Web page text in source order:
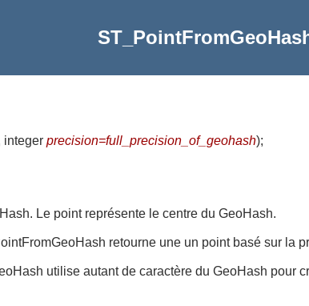
integer precision=full_precision_of_geohash);
Le point représente le centre du GeoHash.
retourne une un point basé sur la
utilise autant de caractère du GeoHash pour